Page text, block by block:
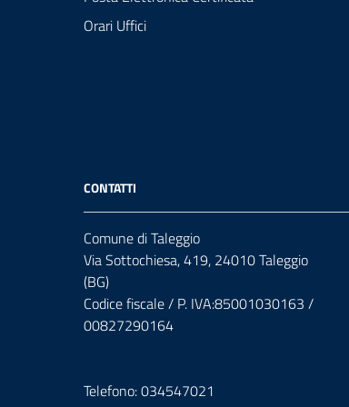
Orari Uffici
CONTATTI
Comune di Taleggio
Via Sottochiesa, 419, 24010 Taleggio
(BG)
Codice fiscale / P. IVA:85001030163 /
00827290164
Telefono: 034547021